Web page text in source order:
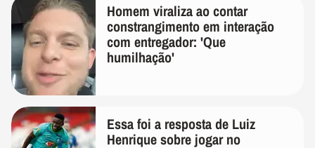
Homem viraliza ao contar
constrangimento em interação
com entregador: 'Que
humilhação'
Essa foi a resposta de Luiz
Henrique sobre jogar no